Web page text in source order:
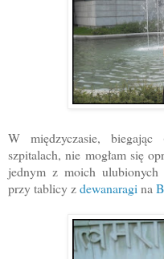
W międzyczasie,
szpitalach, nie mogłam się
jednym z moich
przy tablicy zdewanaragina